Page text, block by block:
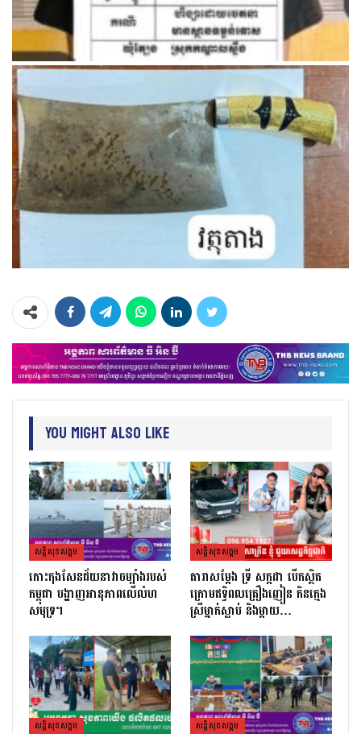
You Might Also Like
សន្តិសុខសង្គម
កោះកុងសែនជ័យនាវាចម្បាំងរបស់
កម្ពុជា បង្ហាញអានុភាពលើលំហ
សមុទ្រ។
សន្តិសុខសង្គម
តារាសម្ដែង ទ្រី សក្កដា បើកស្ថិត
ក្រោមឥទ្ធិពលគ្រឿងញៀន កិនក្មេង
ស្រីម្នាក់ស្លាប់ និងម្ដាយ…
សន្តិសុខសង្គម សន្តិសុខសង្គម